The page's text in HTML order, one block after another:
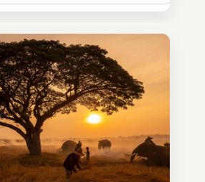
dos y ganas de hacer algo
tu pareja. No tiene por
grandioso, pero sí algo